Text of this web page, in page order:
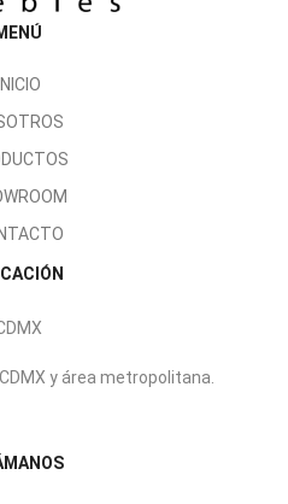
INICIO
y área metropolitana.